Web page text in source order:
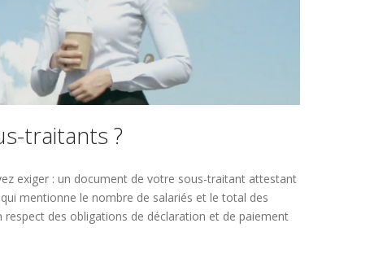
traitants ?
exiger : un document de votre sous-traitant attestant
mentionne le nombre de salariés et le total des
des obligations de déclaration et de paiement